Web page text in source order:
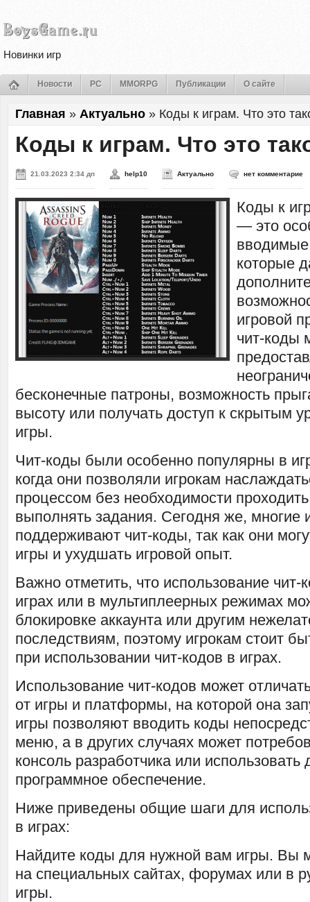
Новинки игр
Новости PC MMORPG Публикации О сайте
Главная » Актуально » Коды к играм. Что это
Коды к играм. Что это
21.03.2023 2:34 дп help10 Актуально нет комментарие
Коды к
— это
вводимые
которые
игровой
чит-коды
бесконечные патроны, возможность
высоту или получать доступ к скрытым
игры.
Чит-коды были особенно популярны в
когда они позволяли игрокам
процессом без необходимости
выполнять задания. Сегодня же, многие
поддерживают чит-коды, так как они
игры и ухудшать игровой опыт.
Важно отметить, что использование чит-
играх или в мультиплеерных режимах
блокировке аккаунта или другим
последствиям, поэтому игрокам стоит
при использовании чит-кодов в играх.
Использование чит-кодов может
от игры и платформы, на которой она
игры позволяют вводить коды
меню, а в других случаях может
консоль разработчика или использовать
программное обеспечение.
Ниже приведены общие шаги для
в играх:
Найдите коды для нужной вам игры. Вы
на специальных сайтах, форумах или в
игры.